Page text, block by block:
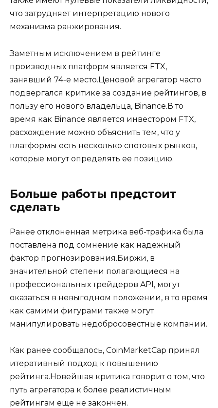
что затрудняет интерпретацию нового
механизма ранжирования.
Заметным исключением в рейтинге
производных платформ является FTX,
занявший 74-е место.Ценовой агрегатор часто
подвергался критике за создание рейтингов, в
пользу его нового владельца, Binance.В то
время как Binance является инвестором FTX,
расхождение можно объяснить тем, что у
платформы есть несколько спотовых рынков,
которые могут определять ее позицию.
Больше работы предстоит
сделать
Ранее отклоненная метрика веб-трафика была
поставлена ​​под сомнение как надежный
фактор прогнозирования.Биржи, в
значительной степени полагающиеся на
профессиональных трейдеров API, могут
оказаться в невыгодном положении, в то время
как самими фигурами также могут
манипулировать недобросовестные компании.
Как ранее сообщалось, CoinMarketCap принял
итеративный подход к повышению
рейтинга.Новейшая критика говорит о том, что
путь агрегатора к более реалистичным
рейтингам еще не закончен.